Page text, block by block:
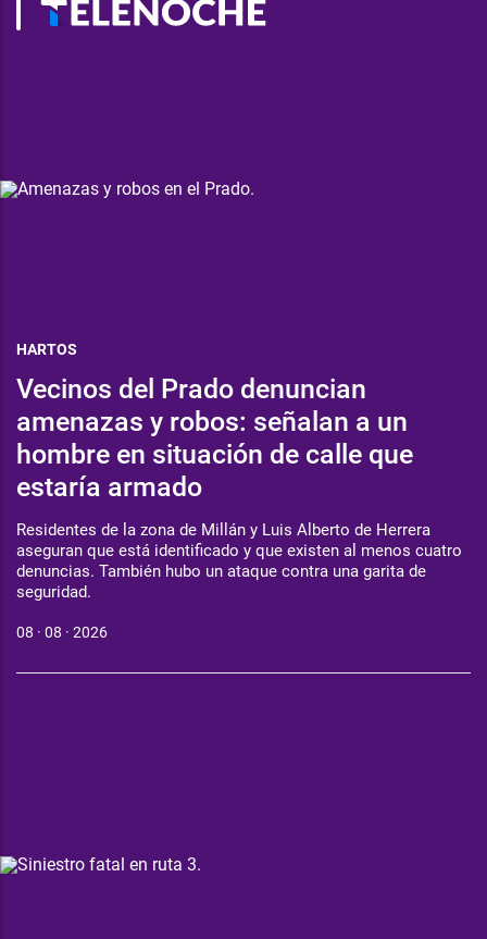
HARTOS
Vecinos del Prado denuncian
amenazas y robos: señalan a un
hombre en situación de calle que
estaría armado
Residentes de la zona de Millán y Luis Alberto de Herrera
aseguran que está identificado y que existen al menos cuatro
denuncias. También hubo un ataque contra una garita de
seguridad.
08 · 08 · 2026